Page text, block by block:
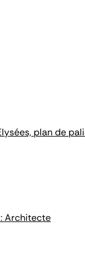
plan de
Architecte